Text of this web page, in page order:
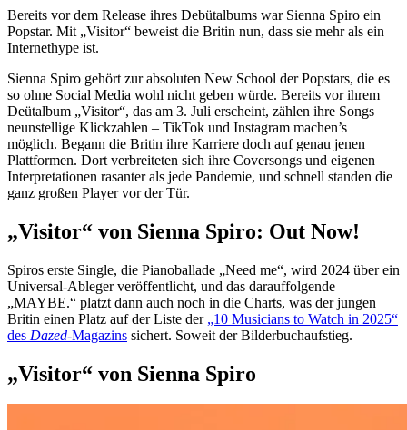
Bereits vor dem Release ihres Debütalbums war Sienna Spiro ein
Popstar. Mit „Visitor“ beweist die Britin nun, dass sie mehr als ein
Internethype ist.
Sienna Spiro gehört zur absoluten New School der Popstars, die es
so ohne Social Media wohl nicht geben würde. Bereits vor ihrem
Deütalbum „Visitor“, das am 3. Juli erscheint, zählen ihre Songs
neunstellige Klickzahlen – TikTok und Instagram machen’s
möglich. Begann die Britin ihre Karriere doch auf genau jenen
Plattformen. Dort verbreiteten sich ihre Coversongs und eigenen
Interpretationen rasanter als jede Pandemie, und schnell standen die
ganz großen Player vor der Tür.
„Visitor“ von Sienna Spiro: Out Now!
Spiros erste Single, die Pianoballade „Need me“, wird 2024 über ein
Universal-Ableger veröffentlicht, und das darauffolgende
„MAYBE.“ platzt dann auch noch in die Charts, was der jungen
Britin einen Platz auf der Liste der „10 Musicians to Watch in 2025“
des Dazed-Magazins sichert. Soweit der Bilderbuchaufstieg.
„Visitor“ von Sienna Spiro